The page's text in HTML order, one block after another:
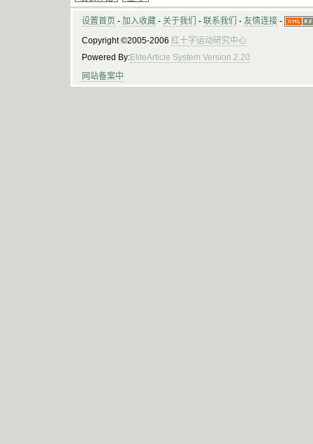
设置首页 - 加入收藏 - 关于我们 - 联系我们 - 友情连接 -
Copyright ©2005-2006 红十字运动研究中心
Powered By:EliteArticle System Version 2.20
网站备案中